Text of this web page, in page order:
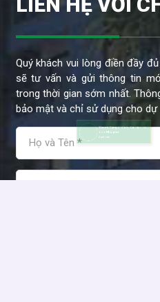
Quý khách vui lòng điền đầy
sẽ tư vấn và gửi thông tin
trong thời gian sớm nhất.
bảo mật và chỉ sử dụng cho dự
Thanh Tùngở Vũng
xem Nhà phố
8 giờ trước